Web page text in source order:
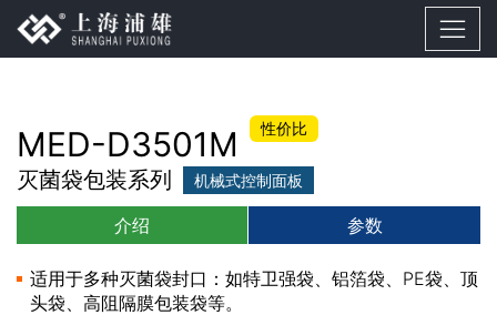
MED-D3501M 性价比
灭菌袋包装系列 机械式控制面板
介绍 参数
适用于多种灭菌袋封口：如特卫强袋、铝箔袋、PE袋、顶
头袋、高阻隔膜包装袋等。